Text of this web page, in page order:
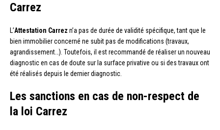
Carrez
L’Attestation Carrez n’a pas de durée de validité spécifique, tant que le
bien immobilier concerné ne subit pas de modifications (travaux,
agrandissement…). Toutefois, il est recommandé de réaliser un nouveau
diagnostic en cas de doute sur la surface privative ou si des travaux ont
été réalisés depuis le dernier diagnostic.
Les sanctions en cas de non-respect de
la loi Carrez